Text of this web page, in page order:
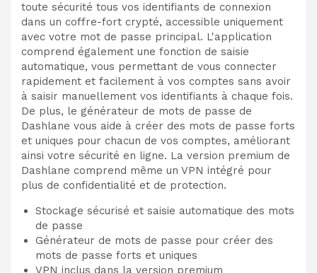
toute sécurité tous vos identifiants de connexion
dans un coffre-fort crypté, accessible uniquement
avec votre mot de passe principal. L'application
comprend également une fonction de saisie
automatique, vous permettant de vous connecter
rapidement et facilement à vos comptes sans avoir
à saisir manuellement vos identifiants à chaque fois.
De plus, le générateur de mots de passe de
Dashlane vous aide à créer des mots de passe forts
et uniques pour chacun de vos comptes, améliorant
ainsi votre sécurité en ligne. La version premium de
Dashlane comprend même un VPN intégré pour
plus de confidentialité et de protection.
Stockage sécurisé et saisie automatique des mots
de passe
Générateur de mots de passe pour créer des
mots de passe forts et uniques
VPN inclus dans la version premium